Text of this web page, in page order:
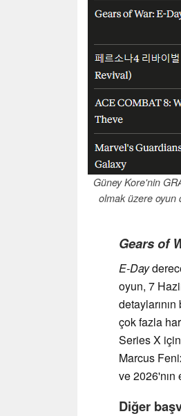
Güney Kore'nin
olmak üzere oyun
Gears of
E-Day
oyun, 7
çok fazla
Series X
Marcus
ve
Diğer